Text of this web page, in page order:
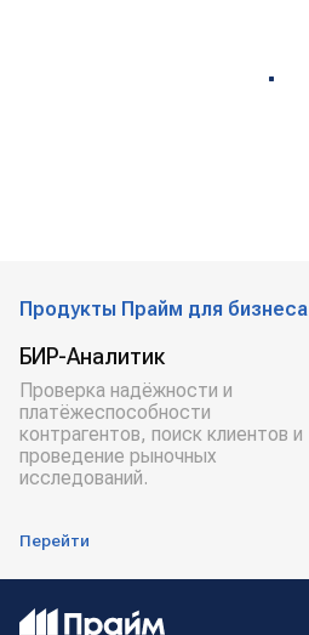
Продукты Прайм для бизнеса
БИР-Аналитик
Проверка надёжности и
платёжеспособности
контрагентов, поиск клиентов и
проведение рыночных
исследований.
Перейти